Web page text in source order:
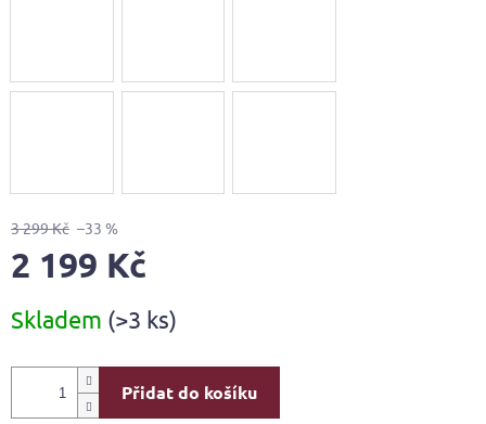
3 299 Kč –33 %
2 199 Kč
cena:
Skladem (>3 ks)
Přidat do košíku